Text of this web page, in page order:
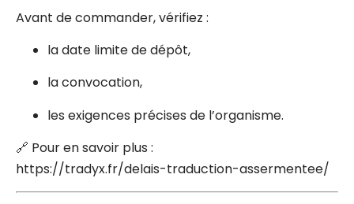
Avant de commander, vérifiez :
la date limite de dépôt,
la convocation,
les exigences précises de l’organisme.
🔗 Pour en savoir plus :
https://tradyx.fr/delais-traduction-assermentee/